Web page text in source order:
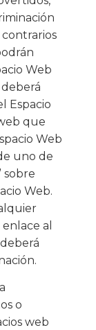
contrarios
Web
Espacio
que
Web
uno de
sobre
Web.
al
o
web